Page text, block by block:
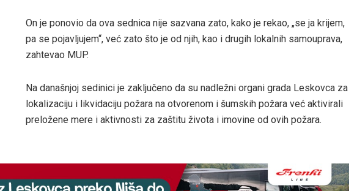
On je ponovio da ova sednica nije sazvana zato, kako je rekao, „se ja krijem,
pa se pojavljujem“, već zato što je od njih, kao i drugih lokalnih samouprava,
zahtevao MUP.
Na današnjoj sedinici je zaključeno da su nadležni organi grada Leskovca za
lokalizaciju i likvidaciju požara na otvorenom i šumskih požara već aktivirali
preložene mere i aktivnosti za zaštitu života i imovine od ovih požara.